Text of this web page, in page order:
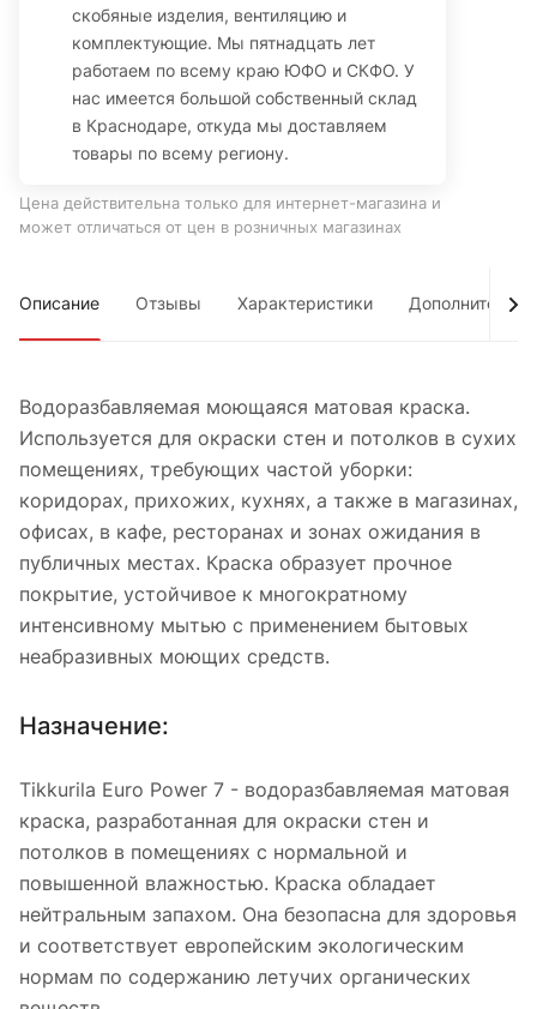
скобяные изделия, вентиляцию и
комплектующие. Мы пятнадцать лет
работаем по всему краю ЮФО и СКФО. У
нас имеется большой собственный склад
в Краснодаре, откуда мы доставляем
товары по всему региону.
Цена действительна только для интернет-магазина и
может отличаться от цен в розничных магазинах
Описание Отзывы Характеристики Дополнительно
Водоразбавляемая моющаяся матовая краска.
Используется для окраски стен и потолков в сухих
помещениях, требующих частой уборки:
коридорах, прихожих, кухнях, а также в магазинах,
офисах, в кафе, ресторанах и зонах ожидания в
публичных местах. Краска образует прочное
покрытие, устойчивое к многократному
интенсивному мытью с применением бытовых
неабразивных моющих средств.
Назначение:
Tikkurila Euro Power 7 - водоразбавляемая матовая
краска, разработанная для окраски стен и
потолков в помещениях с нормальной и
повышенной влажностью. Краска обладает
нейтральным запахом. Она безопасна для здоровья
и соответствует европейским экологическим
нормам по содержанию летучих органических